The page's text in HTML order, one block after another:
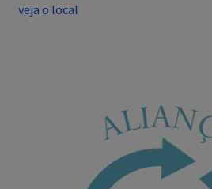
veja o local